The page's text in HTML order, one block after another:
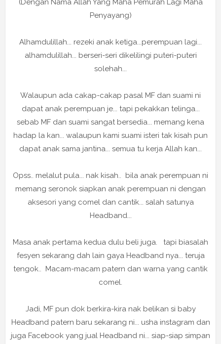
(Dengan Nama Allah Yang Maha Pemurah Lagi Maha
Penyayang)
Alhamdulillah... rezeki anak ketiga...perempuan lagi...
alhamdulillah... berseri-seri dikelilingi puteri-puteri
solehah...
Walaupun ada cakap-cakap pasal MF dan suami ni
dapat anak perempuan je... tapi pekakkan telinga...
sebab MF dan suami sangat bersedia... memang kena
hadap la kan... walaupun kami suami isteri tak kisah pun
dapat anak sama jantina... semua tu kerja Allah kan...
Opss.. melalut pula... nak kisah.. bila anak perempuan ni
memang seronok siapkan anak perempuan ni dengan
aksesori yang comel dan cantik... salah satunya
Headband...
Masa anak pertama kedua dulu beli juga. tapi biasalah
fesyen sekarang dah lain gaya Headband nya... teruja
tengok.. Macam-macam patern dan warna yang cantik
comel.
Jadi, MF pun dok berkira-kira nak belikan si baby
Headband patern baru sekarang ni... usha instagram dan
juga Facebook yang jual Headband ni... siap-siap simpan